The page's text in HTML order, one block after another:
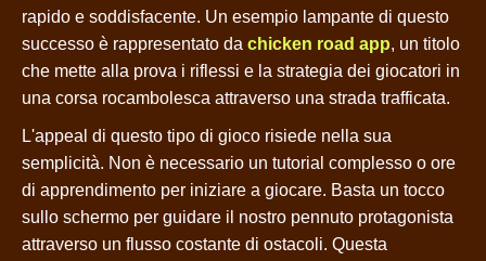
rapido e soddisfacente. Un esempio lampante di questo
successo è rappresentato da chicken road app, un titolo
che mette alla prova i riflessi e la strategia dei giocatori in
una corsa rocambolesca attraverso una strada trafficata.
L'appeal di questo tipo di gioco risiede nella sua
semplicità. Non è necessario un tutorial complesso o ore
di apprendimento per iniziare a giocare. Basta un tocco
sullo schermo per guidare il nostro pennuto protagonista
attraverso un flusso costante di ostacoli. Questa